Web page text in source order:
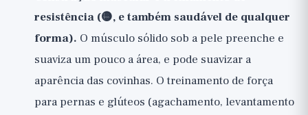
resistência (🟡, e também saudável de qualquer
forma). O músculo sólido sob a pele preenche e
suaviza um pouco a área, e pode suavizar a
aparência das covinhas. O treinamento de força
para pernas e glúteos (agachamento, levantamento